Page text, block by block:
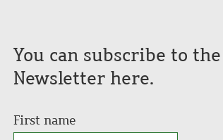
You can subscribe to the
Newsletter here.
First name